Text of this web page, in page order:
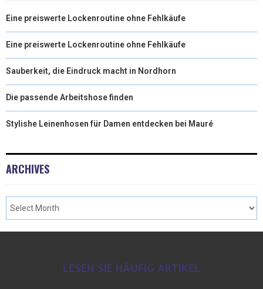
Eine preiswerte Lockenroutine ohne Fehlkäufe
Eine preiswerte Lockenroutine ohne Fehlkäufe
Sauberkeit, die Eindruck macht in Nordhorn
Die passende Arbeitshose finden
Stylishe Leinenhosen für Damen entdecken bei Mauré
ARCHIVES
LESEN SIE HÄUFIG ARTIKEL